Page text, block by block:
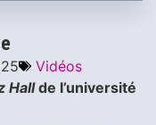
Vidéos
Hallde l’université